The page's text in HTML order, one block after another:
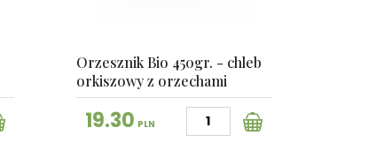
Orzesznik Bio 450gr. - chleb
orkiszowy z orzechami
19.30 PLN